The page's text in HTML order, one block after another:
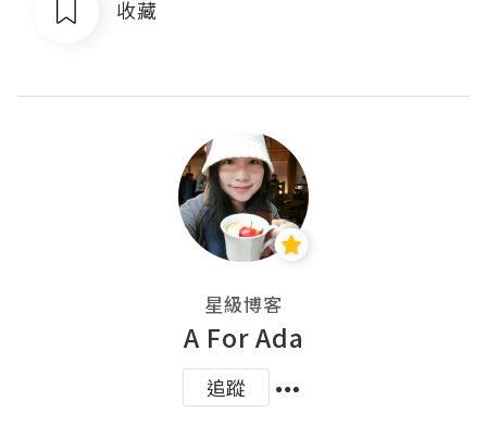
收藏
星級博客
A For Ada
追蹤